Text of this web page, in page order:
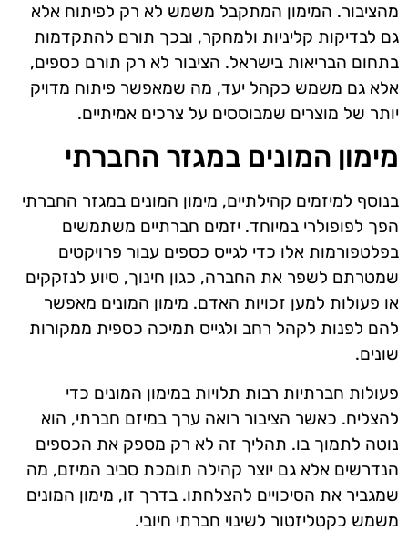
מהציבור. המימון המתקבל משמש לא רק לפיתוח אלא
גם לבדיקות קליניות ולמחקר, ובכך תורם להתקדמות
בתחום הבריאות בישראל. הציבור לא רק תורם כספים,
אלא גם משמש כקהל יעד, מה שמאפשר פיתוח מדויק
יותר של מוצרים שמבוססים על צרכים אמיתיים.
מימון המונים במגזר החברתי
בנוסף למיזמים קהילתיים, מימון המונים במגזר החברתי
הפך לפופולרי במיוחד. יזמים חברתיים משתמשים
בפלטפורמות אלו כדי לגייס כספים עבור פרויקטים
שמטרתם לשפר את החברה, כגון חינוך, סיוע לנזקקים
או פעולות למען זכויות האדם. מימון המונים מאפשר
להם לפנות לקהל רחב ולגייס תמיכה כספית ממקורות
שונים.
פעולות חברתיות רבות תלויות במימון המונים כדי
להצליח. כאשר הציבור רואה ערך במיזם חברתי, הוא
נוטה לתמוך בו. תהליך זה לא רק מספק את הכספים
הנדרשים אלא גם יוצר קהילה תומכת סביב המיזם, מה
שמגביר את הסיכויים להצלחתו. בדרך זו, מימון המונים
משמש כקטליזטור לשינוי חברתי חיובי.